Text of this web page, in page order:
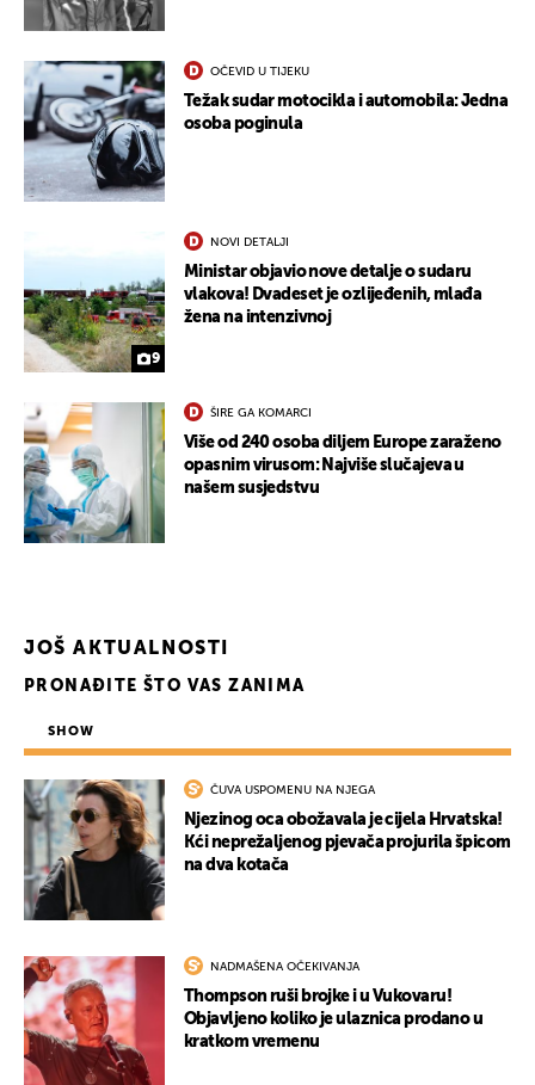
OČEVID U TIJEKU
Težak sudar motocikla i automobila: Jedna
osoba poginula
9
NOVI DETALJI
Ministar objavio nove detalje o sudaru
vlakova! Dvadeset je ozlijeđenih, mlađa
žena na intenzivnoj
ŠIRE GA KOMARCI
Više od 240 osoba diljem Europe zaraženo
opasnim virusom: Najviše slučajeva u
našem susjedstvu
JOŠ AKTUALNOSTI
PRONAĐITE ŠTO VAS ZANIMA
SHOW
ČUVA USPOMENU NA NJEGA
Njezinog oca obožavala je cijela Hrvatska!
Kći neprežaljenog pjevača projurila špicom
na dva kotača
NADMAŠENA OČEKIVANJA
Thompson ruši brojke i u Vukovaru!
Objavljeno koliko je ulaznica prodano u
kratkom vremenu
UKLJUČITE NOTIFIKACIJE